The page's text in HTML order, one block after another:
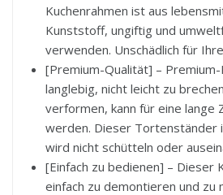
Kuchenrahmen ist aus
Kunststoff, ungiftig und
verwenden. Unschädlich für
[Premium-Qualität] –
langlebig, nicht leicht zu
verformen, kann für eine lange
werden. Dieser Tortenständer
wird nicht schütteln oder
[Einfach zu bedienen] – Dieser
einfach zu demontieren und zu